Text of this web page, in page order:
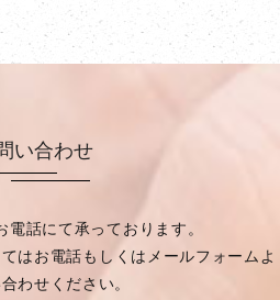
い合わせ
話にて承っております。
はお電話もしくはメールフォームよ
わせください。